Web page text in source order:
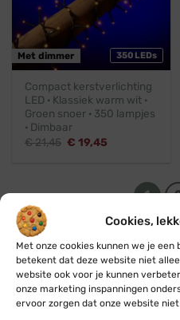
Cookies,
Met onze cookies kunnen we je
betekent dat deze website niet
website ook voor je kunnen
onze marketing inspanningen
ervoor zorgen dat onze website
350 LEDs
Met dimmer
Compact kerstverlichting
LED · Klassiek warm wit ·
Groen snoer · 350 lampjes
· Dimbaar
€21,45 Oorspronkelijke
€ 19,45
1
Wat zijn fairy lights?
Onder Fairy lights verstaan
verfijnde LED lampjes.